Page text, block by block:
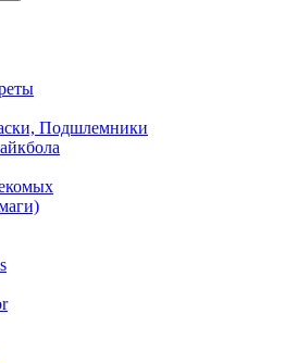
Подшлемники